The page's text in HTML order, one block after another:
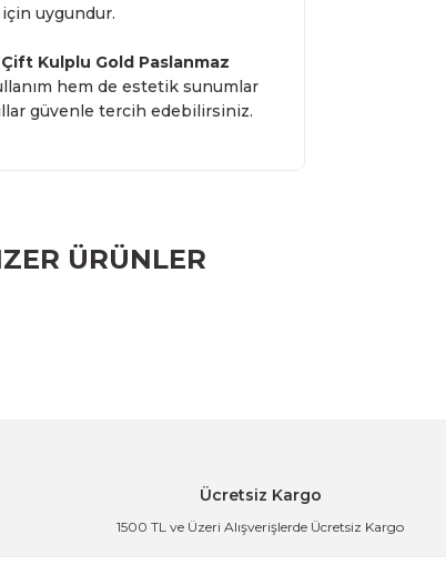
için uygundur.
Çift Kulplu Gold Paslanmaz
hem de estetik sunumlar
güvenle tercih edebilirsiniz.
ÜRÜNLER
Ücretsiz Kargo
1500 TL ve Üzeri Alışverişlerde Ücretsiz Kargo